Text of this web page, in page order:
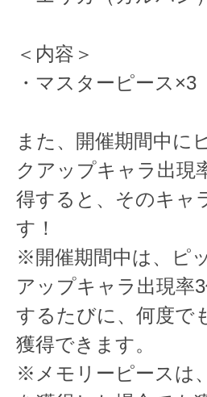
＜内容＞
・マスターピース×3
また、開催期間中に
クアップキャラ出現
得すると、そのキャ
す！
※開催期間中は、ピ
アップキャラ出現率
するたびに、何度で
獲得できます。
※メモリーピースは